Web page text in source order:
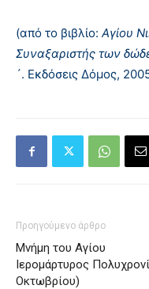
(από το βιβλίο: Αγίου
Συναξαριστής των
´. Εκδόσεις Δόμος,
Προηγούμενο άρθρο
Μνήμη του Aγίου
Iερομάρτυρος
Οκτωβρίου)